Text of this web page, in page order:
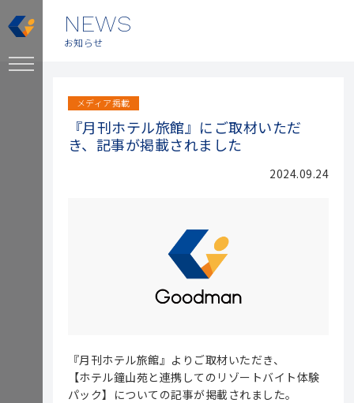
NEWS
お知らせ
メディア掲載
『月刊ホテル旅館』にご取材いただ
き、記事が掲載されました
2024.09.24
『月刊ホテル旅館』よりご取材いただき、
【ホテル鐘山苑と連携してのリゾートバイト体験
パック】についての記事が掲載されました。